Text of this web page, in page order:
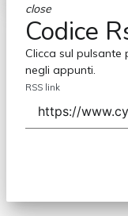
close
Codice
Clicca sul pulsante
negli appunti.
RSS link